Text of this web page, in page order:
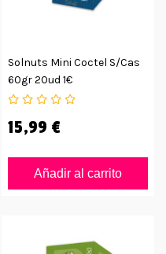
Solnuts Mini Coctel S/cas
60gr 20ud 1€
15,99 €
Añadir al carrito